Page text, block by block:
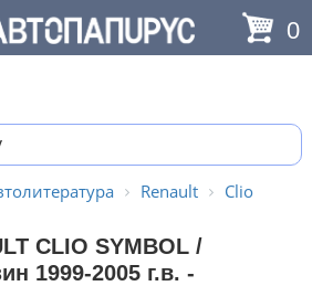
0
Renault Clio
CLIO SYMBOL /
1999-2005 г.в. -